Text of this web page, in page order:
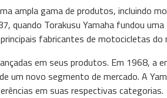
ampla gama de produtos, incluindo
Torakusu Yamaha fundou
fabricantes de motocicletas do
em seus produtos. Em 1968, a
um novo segmento de mercado. A
em suas respectivas categorias.